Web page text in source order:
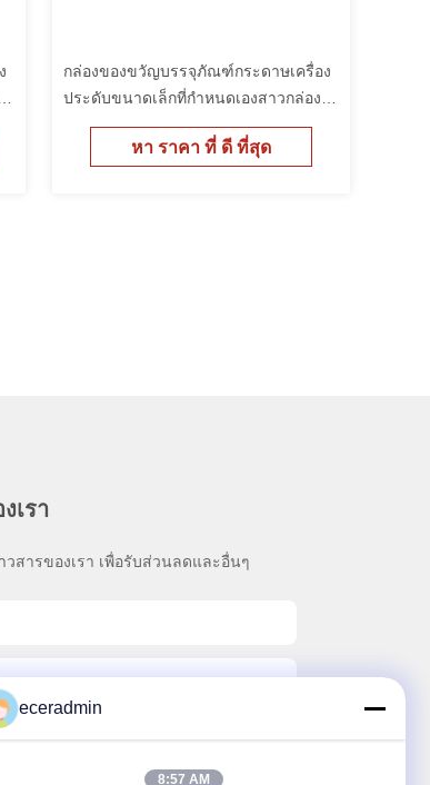
กล่องของขวัญบรรจุภัณฑ์กระดาษเครื่อง
ประดับขนาดเล็กที่กำหนดเองสาวกล่อง
บรรจุราคาถูก
หา ราคา ที่ ดี ที่สุด
เรา
สารของเรา เพื่อรับส่วนลดและอื่นๆ
eceradmin
8:57 AM